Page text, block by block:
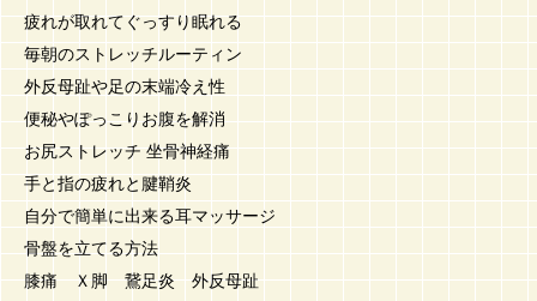
疲れが取れてぐっすり眠れる
毎朝のストレッチルーティン
外反母趾や足の末端冷え性
便秘やぽっこりお腹を解消
お尻ストレッチ 坐骨神経痛
手と指の疲れと腱鞘炎
自分で簡単に出来る耳マッサージ
骨盤を立てる方法
膝痛 Ｘ脚 鵞足炎 外反母趾